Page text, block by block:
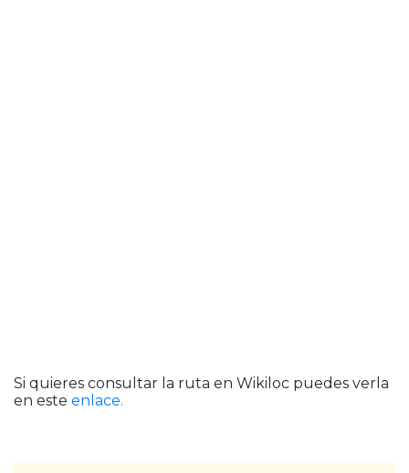
Si quieres consultar la ruta en Wikiloc puedes verla
en este enlace.